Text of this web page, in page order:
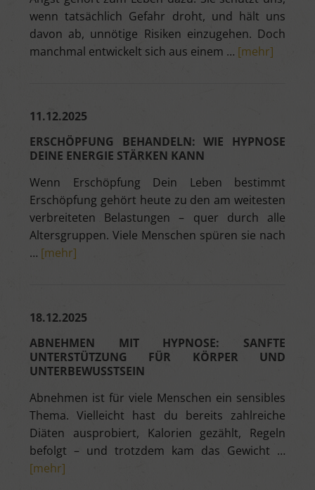
wenn tatsächlich Gefahr droht, und hält uns
davon ab, unnötige Risiken einzugehen. Doch
manchmal entwickelt sich aus einem … [mehr]
11.12.2025
ERSCHÖPFUNG BEHANDELN: WIE HYPNOSE
DEINE ENERGIE STÄRKEN KANN
Wenn Erschöpfung Dein Leben bestimmt
Erschöpfung gehört heute zu den am weitesten
verbreiteten Belastungen – quer durch alle
Altersgruppen. Viele Menschen spüren sie nach
… [mehr]
18.12.2025
ABNEHMEN MIT HYPNOSE: SANFTE
UNTERSTÜTZUNG FÜR KÖRPER UND
UNTERBEWUSSTSEIN
Abnehmen ist für viele Menschen ein sensibles
Thema. Vielleicht hast du bereits zahlreiche
Diäten ausprobiert, Kalorien gezählt, Regeln
befolgt – und trotzdem kam das Gewicht …
[mehr]